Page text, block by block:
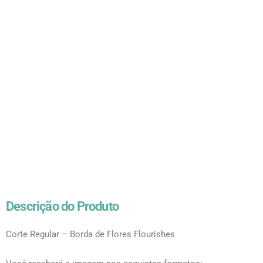
Descrição do Produto
Corte Regular – Borda de Flores Flourishes